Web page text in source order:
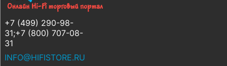
+7 (499) 290-98-
31;+7 (800) 707-08-
31
INFO@HIFISTORE.RU